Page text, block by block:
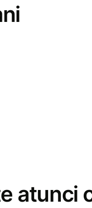
atunci